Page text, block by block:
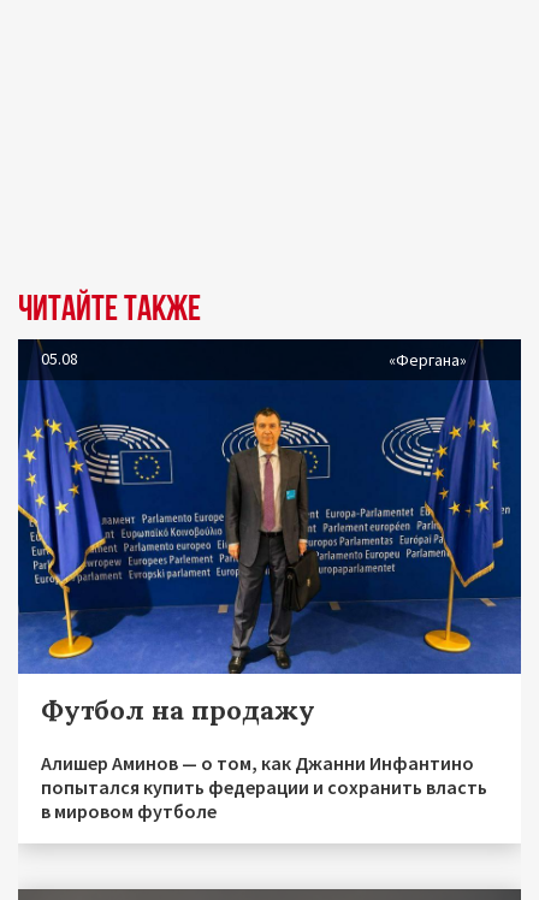
Читайте также
05.08 «Фергана»
Футбол на продажу
Алишер Аминов — о том, как Джанни Инфантино
попытался купить федерации и сохранить власть
в мировом футболе